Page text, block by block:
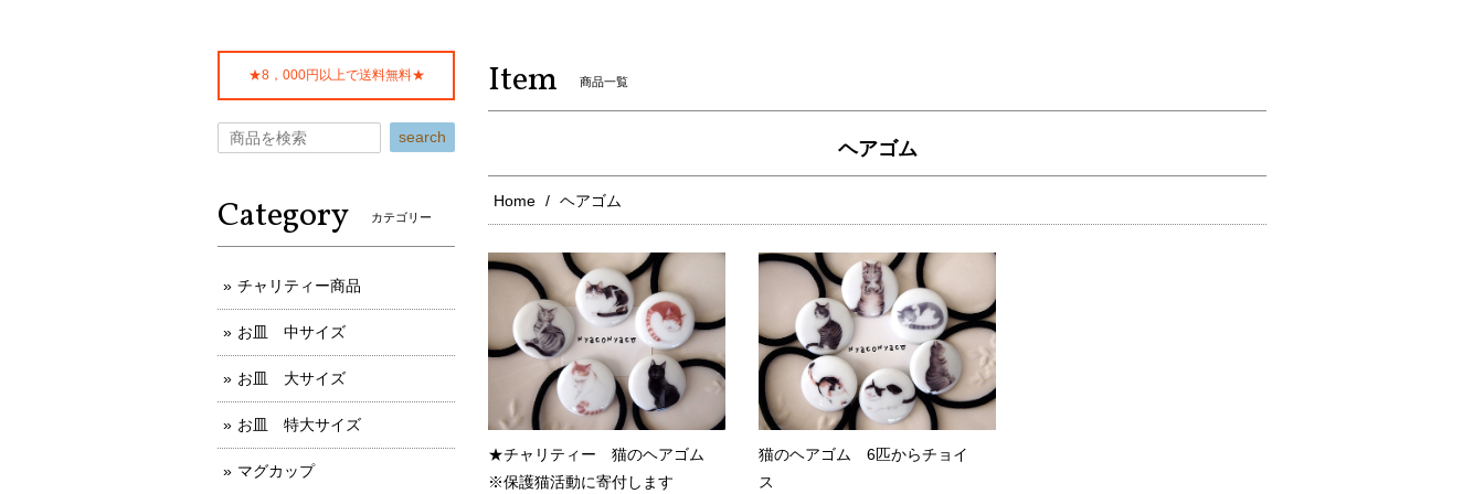
Item 商品一覧
ヘアゴム
Home ヘアゴム
★チャリティー 猫のヘアゴム
※保護猫活動に寄付します
猫のヘアゴム 6匹からチョイ
ス
★8，000円以上で送料無料★
search
Category カテゴリー
チャリティー商品
お皿 中サイズ
お皿 大サイズ
お皿 特大サイズ
マグカップ